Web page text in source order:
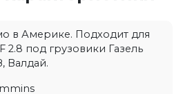
в Америке. Подходит для
2.8 под грузовики Газель
Валдай.